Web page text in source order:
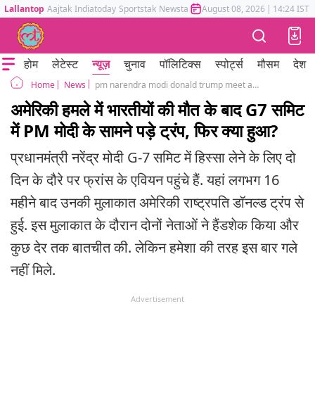
Lallantop Aajtak Indiatoday Sportstak Newstak Mumbai Tak Astrotak
August 08, 2026 | 14:24 IST
होम लेटेस्ट न्यूज़ चुनाव पॉलिटिक्स स्पोर्ट्स मौसम देश
Home News pm narendra modi donald trump meet after 16 months handshakes smiles but no warm hugs
अमेरिकी हमले में भारतीयों की मौत के बाद G7 समिट
में PM मोदी के सामने पड़े ट्रंप, फिर क्या हुआ?
प्रधानमंत्री नरेंद्र मोदी G-7 समिट में हिस्सा लेने के लिए दो
दिन के दौरे पर फ्रांस के एवियन पहुंचे हैं. यहां लगभग 16
महीने बाद उनकी मुलाकात अमेरिकी राष्ट्रपति डॉनल्ड ट्रंप से
हुई. इस मुलाकात के दौरान दोनों नेताओं ने हैंडशेक किया और
कुछ देर तक बातचीत की. लेकिन हमेशा की तरह इस बार गले
नहीं मिले.
Advertisement